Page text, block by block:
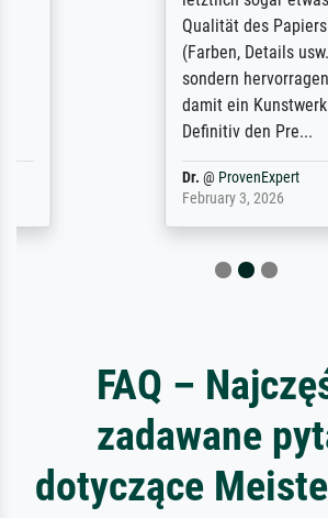
Qualität des Papiers und des
(Farben, Details usw.) ist nicht
sondern hervorragend. Selbst
damit ein Kunstwerk im eigenen
Definitiv den Pre...
ProvenExpert
February 3, 2026
FAQ –
zadawane
dotyczące